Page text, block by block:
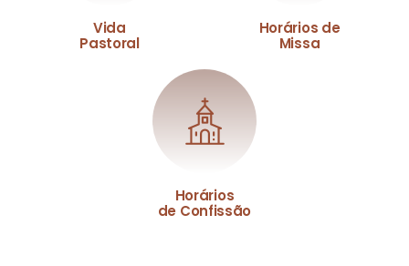
Vida
Pastoral
Horários de
Missa
Horários
de Confissão